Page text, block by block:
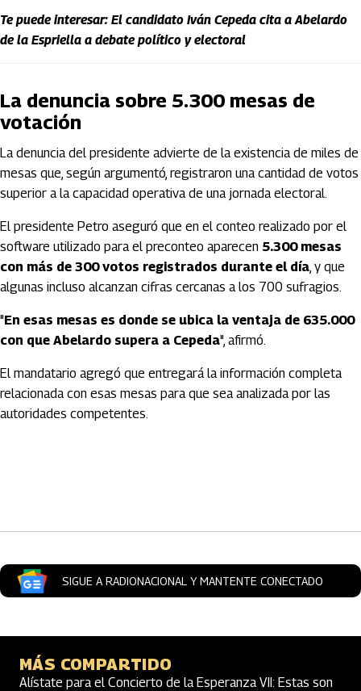
Te puede interesar: El candidato Iván Cepeda cita a Abelardo
de la Espriella a debate político y electoral
La denuncia sobre 5.300 mesas de
votación
La denuncia del presidente advierte de la existencia de miles de
mesas que, según argumentó, registraron una cantidad de votos
superior a la capacidad operativa de una jornada electoral.
El presidente Petro aseguró que en el conteo realizado por el
software utilizado para el preconteo aparecen 5.300 mesas
con más de 300 votos registrados durante el día, y que
algunas incluso alcanzan cifras cercanas a los 700 sufragios.
"En esas mesas es donde se ubica la ventaja de 635.000
con que Abelardo supera a Cepeda", afirmó.
El mandatario agregó que entregará la información completa
relacionada con esas mesas para que sea analizada por las
autoridades competentes.
SIGUE A RADIONACIONAL Y MANTENTE CONECTADO
MÁS COMPARTIDO
Alístate para el Concierto de la Esperanza VII: Estas son